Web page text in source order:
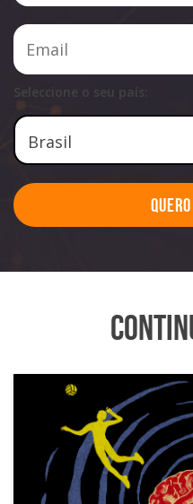
Seleccione o seu país: